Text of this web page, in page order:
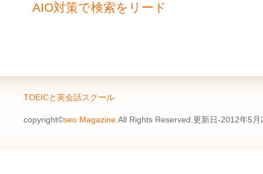
AIO対策で検索をリード
TOEICと英会話スクール
copyright©seo Magazine .All Rights Reserved.更新日-2012年5月